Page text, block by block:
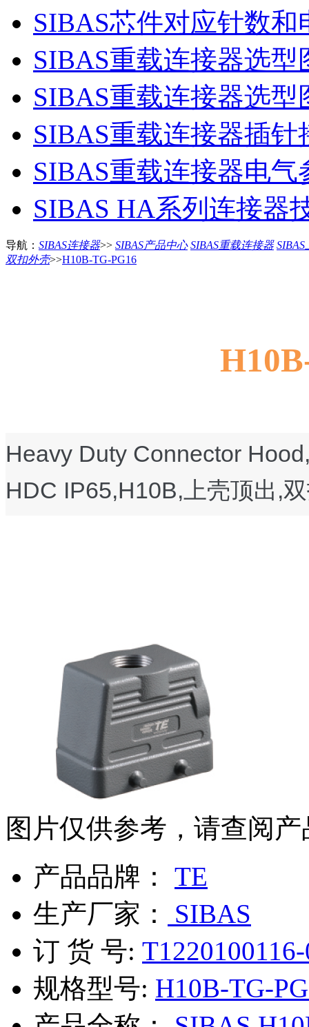
SIBAS芯件对应针数
SIBAS重载连接器选型
SIBAS重载连接器选型
SIBAS重载连接器插
SIBAS重载连接器电
SIBAS HA系列连接器
导航： SIBAS连接器>> SIBAS产品中心 SIBAS重载连接器
双扣外壳>>H10B-TG-PG16
Heavy Duty Connector
HDC IP65,H10B,上壳顶出,
图片仅供参考，请查阅
产品品牌：
TE
生产厂家：
SIBAS
订 货 号:
规格型号: H10B-TG-